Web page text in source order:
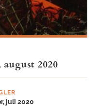
august 2020
juli 2020